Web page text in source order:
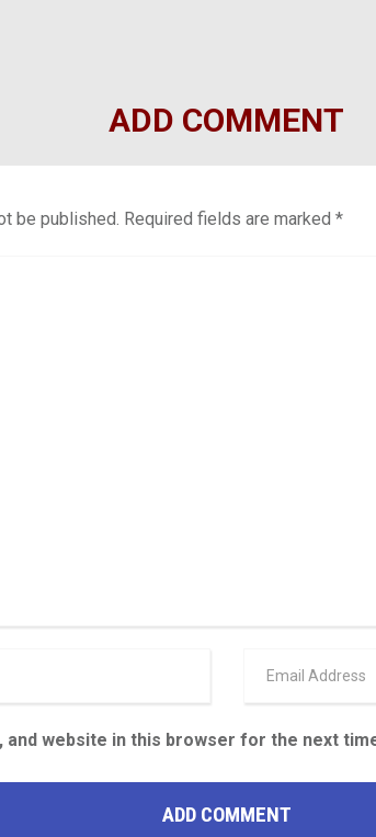
ADD COMMENT
be published. Required fields are marked *
and website in this browser for the next